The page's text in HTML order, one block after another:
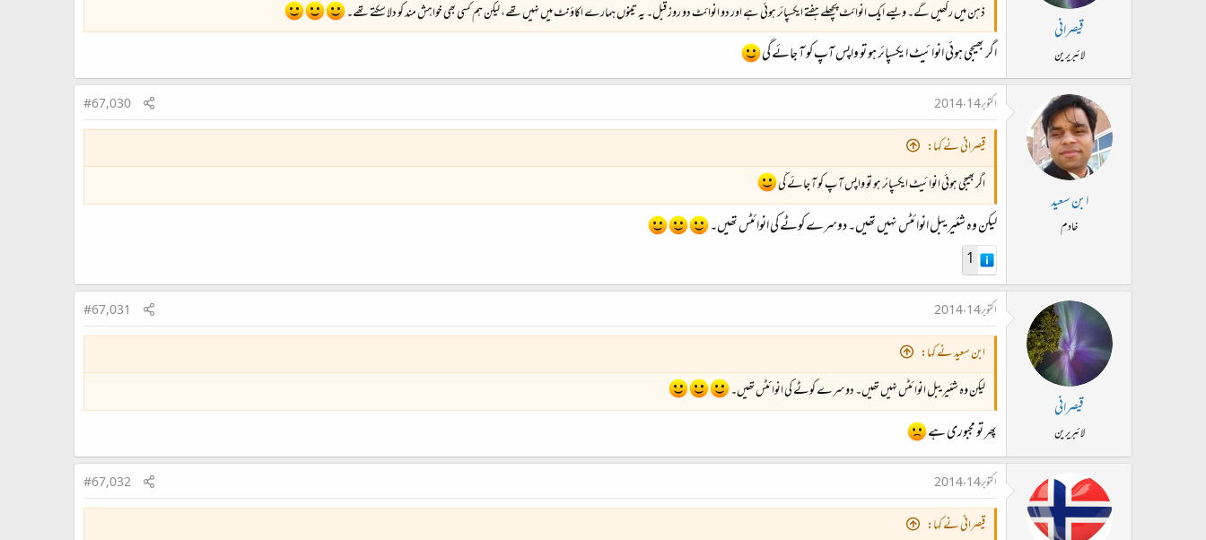
قیصرانی
لائبریرین
ذہن میں رکھیں گے۔ ویسے ایک انوائٹ پچھلے ہفتے ایکسپائر ہوئی ہے اور دو انوائٹ دو روز قبل۔ یہ تینوں ہمارے اکاؤنٹ میں نہیں تھے، لیکن ہم کسی بھی خواہش مند کو دلا سکتے تھے۔
اگر بھیجی ہوئی انوائیٹ ایکسپائر ہو تو واپس آپ کو آ جائے گی
ابن سعید
خادم
اکتوبر 14، 2014 #67,030
قیصرانی نے کہا:
اگر بھیجی ہوئی انوائیٹ ایکسپائر ہو تو واپس آپ کو آ جائے گی
لیکن وہ شئیریبل انوائٹس نہیں تھیں۔ دوسرے کوٹے کی انوائٹس تھیں۔
1
قیصرانی
لائبریرین
اکتوبر 14، 2014 #67,031
ابن سعید نے کہا:
لیکن وہ شئیریبل انوائٹس نہیں تھیں۔ دوسرے کوٹے کی انوائٹس تھیں۔
پھر تو مجبوری ہے
اکتوبر 14، 2014 #67,032
قیصرانی نے کہا: